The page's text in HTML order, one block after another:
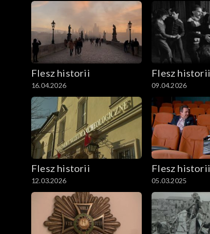
Flesz historii
16.04.2026
Flesz historii
09.04.2026
Flesz historii
12.03.2026
Flesz historii
05.03.2025